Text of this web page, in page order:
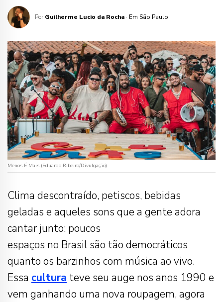
Por Guilherme Lucio da Rocha · Em São Paulo
Menos É Mais (Eduardo Ribeiro/Divulgação)
Clima descontraído, petiscos, bebidas
geladas e aqueles sons que a gente adora
cantar junto: poucos
espaços no Brasil são tão democráticos
quanto os barzinhos com música ao vivo.
Essa cultura teve seu auge nos anos 1990 e
vem ganhando uma nova roupagem, agora